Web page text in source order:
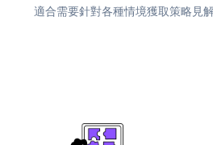
適合需要針對各種情境獲取策略見